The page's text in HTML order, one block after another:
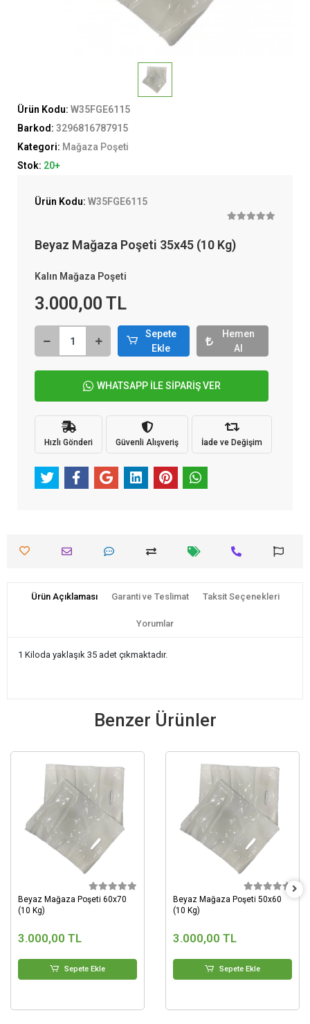
Ürün Kodu: W35FGE6115
Barkod: 3296816787915
Kategori: Mağaza Poşeti
Stok: 20+
Ürün Kodu: W35FGE6115
Beyaz Mağaza Poşeti 35x45 (10 Kg)
Kalın Mağaza Poşeti
3.000,00 TL
Sepete
Ekle
Hemen
Al
WHATSAPP İLE SİPARİŞ VER
Hızlı Gönderi Güvenli Alışveriş İade ve Değişim
Ürün Açıklaması Garanti ve Teslimat Taksit Seçenekleri
Yorumlar
1 Kiloda yaklaşık 35 adet çıkmaktadır.
Benzer Ürünler
Beyaz Mağaza Poşeti 60x70
(10 Kg)
3.000,00 TL
Sepete Ekle
Beyaz Mağaza Poşeti 50x60
(10 Kg)
3.000,00 TL
Sepete Ekle